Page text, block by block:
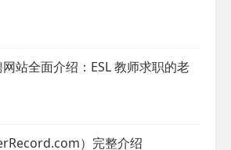
站全面介绍：ESL 教师求职的老
）完整介绍